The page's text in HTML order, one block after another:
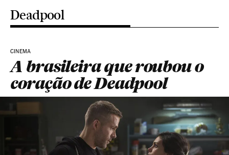
Deadpool
CINEMA
A brasileira que roubou o
coração de Deadpool